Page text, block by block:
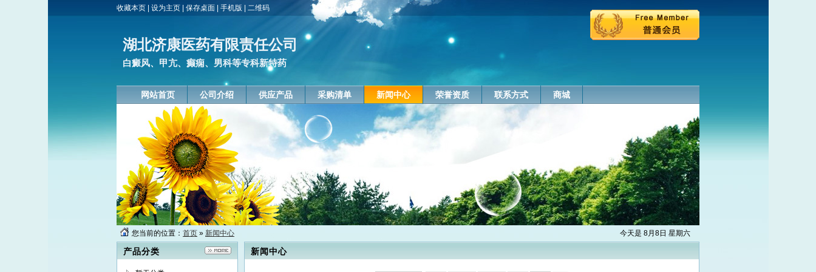
收藏本页 设为主页 保存桌面 手机版 二维码
湖北济康医药有限责任公司
白癜风、甲亢、癫痫、男科等专科新特药
网站首页 公司介绍 供应产品 采购清单 新闻中心 荣誉资质 联系方式 商城
今天是 8月8日 星期六
您当前的位置： 首页 » 新闻中心
产品分类 新闻中心